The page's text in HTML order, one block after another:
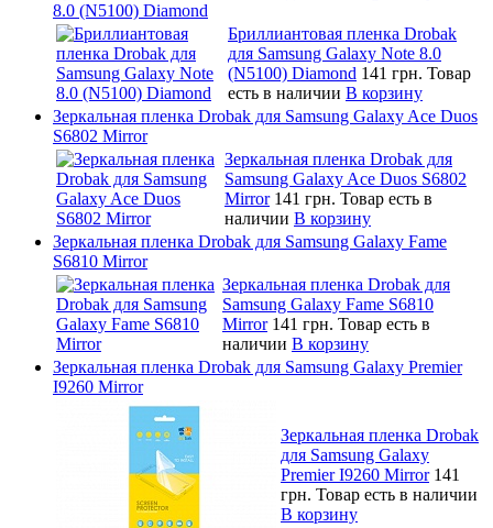
8.0 (N5100) Diamond
Бриллиантовая пленка Drobak
для Samsung Galaxy Note 8.0
(N5100) Diamond 141 грн. Товар
есть в наличии В корзину
Зеркальная пленка Drobak для Samsung Galaxy Ace Duos
S6802 Mirror
Зеркальная пленка Drobak для
Samsung Galaxy Ace Duos S6802
Mirror 141 грн. Товар есть в
наличии В корзину
Зеркальная пленка Drobak для Samsung Galaxy Fame
S6810 Mirror
Зеркальная пленка Drobak для
Samsung Galaxy Fame S6810
Mirror 141 грн. Товар есть в
наличии В корзину
Зеркальная пленка Drobak для Samsung Galaxy Premier
I9260 Mirror
Зеркальная пленка Drobak
для Samsung Galaxy
Premier I9260 Mirror 141
грн. Товар есть в наличии
В корзину